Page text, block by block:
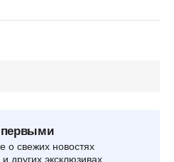
первыми
о свежих новостях
других эксклюзивах